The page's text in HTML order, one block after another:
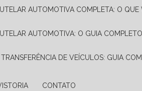
AUTOMOTIVA COMPLETA: O QUE
AUTOMOTIVA: O GUIA
TRANSFERÊNCIA DE VEÍCULOS: GUIA
CONTATO